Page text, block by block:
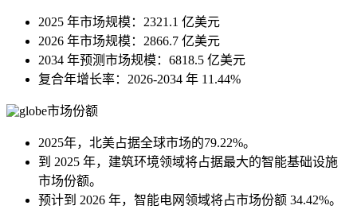
2025 年市场规模：2321.1 亿美元
2026 年市场规模：2866.7 亿美元
2034 年预测市场规模：6818.5 亿美元
复合年增长率：2026-2034 年 11.44%
市场份额
2025年，北美占据全球市场的79.22%。
到 2025 年，建筑环境领域将占据最大的智能基础设施
市场份额。
预计到 2026 年，智能电网领域将占市场份额 34.42%。